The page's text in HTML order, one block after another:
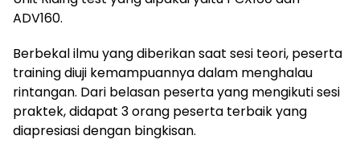
ADV160.
Berbekal ilmu yang diberikan saat sesi teori, peserta
training diuji kemampuannya dalam menghalau
rintangan. Dari belasan peserta yang mengikuti sesi
praktek, didapat 3 orang peserta terbaik yang
diapresiasi dengan bingkisan.